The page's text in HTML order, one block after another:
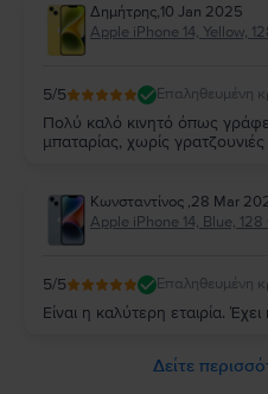
Δημήτρης,10 Jan 2025
Apple iPhone 14, Yellow,
5/5 Επαληθευμένη
Πολύ καλό κινητό όπως
μπαταρίας, χωρίς
Κωνσταντίνος ,28 Mar
Apple iPhone 14, Blue,
5/5 Επαληθευμένη
Είναι η καλύτερη εταιρία.
Δείτε